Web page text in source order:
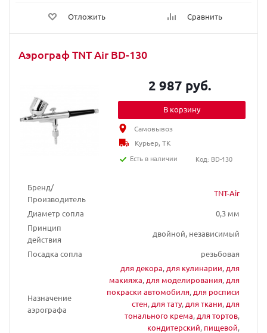
Отложить Сравнить
Аэрограф TNT Air BD-130
Бренд/
Производитель
TNT-Air
Диаметр сопла
0,3 мм
Принцип
действия
двойной, независимый
Посадка сопла
резьбовая
Назначение
аэрографа
для декора, для кулинарии, для
макияжа, для моделирования, для
покраски автомобиля, для росписи
стен, для тату, для ткани, для
тонального крема, для тортов,
кондитерский, пищевой,
2 987 руб.
В корзину
Самовывоз
Курьер, ТК
Есть в наличии
Код: BD-130